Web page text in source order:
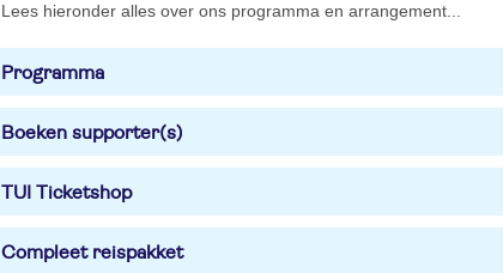
Lees hieronder alles over ons programma en arrangement...
Programma
Boeken supporter(s)
TUI Ticketshop
Compleet reispakket